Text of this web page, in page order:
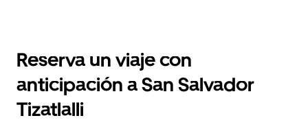
el
y
selecciona
una
Reserva un viaje con
anticipación a San Salvador
Tizatlalli